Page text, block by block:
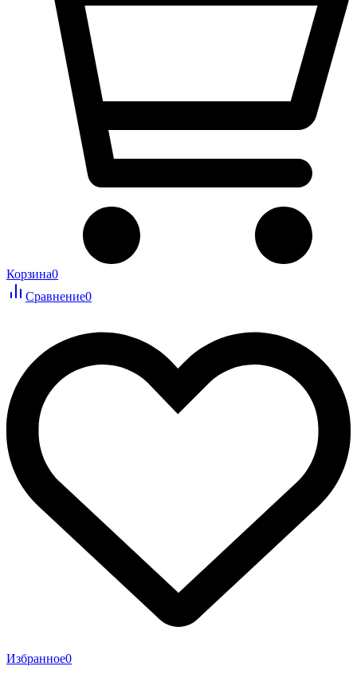
Корзина0
Сравнение0
Избранное0